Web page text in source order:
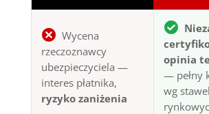
Wycena
rzeczoznawcy
ubezpieczyciela —
interes płatnika,
ryzyko zaniżenia
opinia
— pełny
wg